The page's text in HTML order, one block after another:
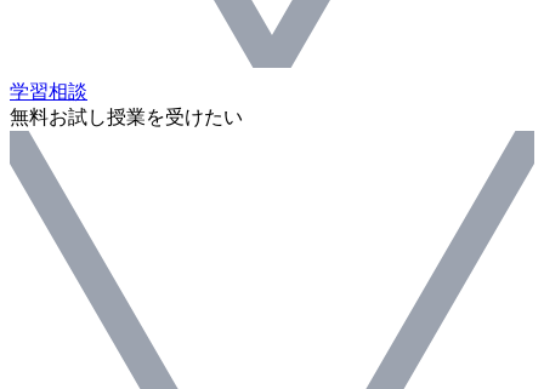
学習相談
無料お試し授業を受けたい